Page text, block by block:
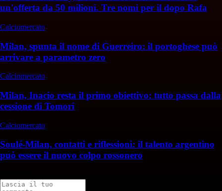
un'offerta da 50 milioni. Tre nomi per il dopo Rafa
Calciomercato
Milan, spunta il nome di Guerreiro: il portoghese può
arrivare a parametro zero
Calciomercato
Milan, Inacio resta il primo obiettivo: tutto passa dalla
cessione di Tomori
Calciomercato
Soulé-Milan, contatti e riflessioni: il talento argentino
può essere il nuovo colpo rossonero